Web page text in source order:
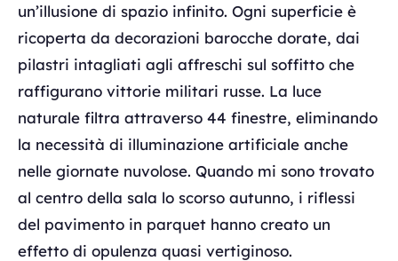
un’illusione di spazio infinito. Ogni superficie è
ricoperta da decorazioni barocche dorate, dai
pilastri intagliati agli affreschi sul soffitto che
raffigurano vittorie militari russe. La luce
naturale filtra attraverso 44 finestre, eliminando
la necessità di illuminazione artificiale anche
nelle giornate nuvolose. Quando mi sono trovato
al centro della sala lo scorso autunno, i riflessi
del pavimento in parquet hanno creato un
effetto di opulenza quasi vertiginoso.